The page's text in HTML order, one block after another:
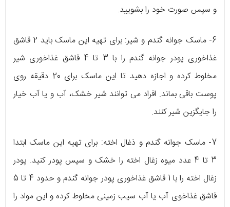
و سپس صورت خود را بشویید.
6- ماسک جوانه گندم و شیر: برای تهیه این ماسک باید 2 قاشق
غذاخوری پودر جوانه گندم را با 3 تا 4 قاشق غذاخوری شیر
مخلوط کرده و اجازه دهید تا این ماسک برای 20 دقیقه روی
پوست باقی بماند. افراد می توانند شیر خشک، آب و یا آب خیار
را جایگزین شیر کنند.
7- ماسک جوانه گندم و ذغال اخته: برای تهیه این ماسک ابتدا
3 تا 4 عدد میوه زغال اخته را خشک و سپس پودر کنید. پودر
زغال اخته را با 1 قاشق غذاخوری پودر جوانه گندم و حدود 4 تا 5
قاشق غذاخوی آب یا آب سیب زمینی مخلوط کرده و این مواد را